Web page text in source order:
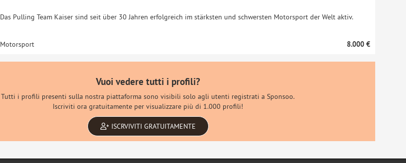
Das Pulling Team Kaiser sind seit über 30 Jahren erfolgreich im stärksten und schwersten Motorsport der Welt aktiv.
Motorsport 8.000 €
Vuoi vedere tutti i profili?
Tutti i profili presenti sulla nostra piattaforma sono visibili solo agli utenti registrati a Sponsoo.
Iscriviti ora gratuitamente per visualizzare più di 1.000 profili!
ISCRVIVITI GRATUITAMENTE